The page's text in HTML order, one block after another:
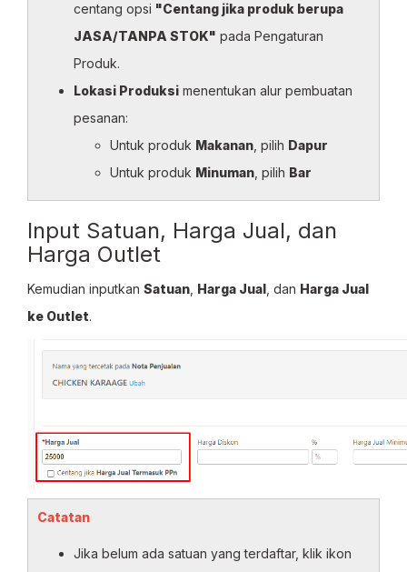
centang opsi "Centang jika produk berupa
JASA/TANPA STOK" pada Pengaturan
Produk.
Lokasi Produksi menentukan alur pembuatan
pesanan:
Untuk produk Makanan , pilih Dapur
Untuk produk Minuman , pilih Bar
Input Satuan, Harga Jual, dan
Harga Outlet
Kemudian inputkan Satuan Harga Jual , dan Harga Jual
ke Outlet.
Catatan
Jika belum ada satuan yang terdaftar, klik ikon